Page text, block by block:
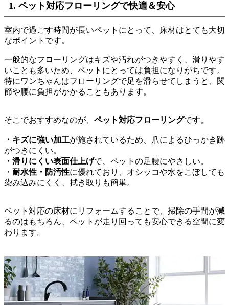
1. ペット対応フローリングで快適＆安心
室内で過ごす時間が長いペットにとって、床材はとても大切
なポイントです。
一般的なフローリングはキズや汚れがつきやすく、滑りやす
いことも多いため、ペットにとっては負担になりがちです。
特にワンちゃんはフローリングで足を滑らせてしまうと、関
節や腰に負担がかかることもあります。
そこでおすすめなのが、 ペット対応フローリングです。
・キズに強い加工が施されているため、爪によるひっかき跡
がつきにくい。
・滑りにくい表面仕上げで、ペットの足腰にやさしい。
・ 耐水性・防汚性に優れており、オシッコや水をこぼしても
染み込みにくく、拭き取りも簡単。
ペット対応の床材にリフォームすることで、掃除の手間が減
るのはもちろん、ペットが走り回っても安心できる空間に変
わります。